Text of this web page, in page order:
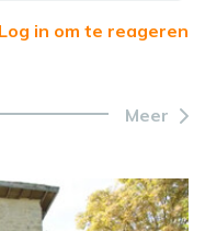
Log in om te reageren
Meer